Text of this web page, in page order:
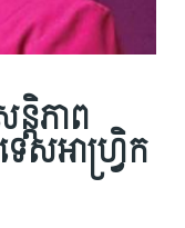
តិភាព​
េស​អាហ្វ្រិក